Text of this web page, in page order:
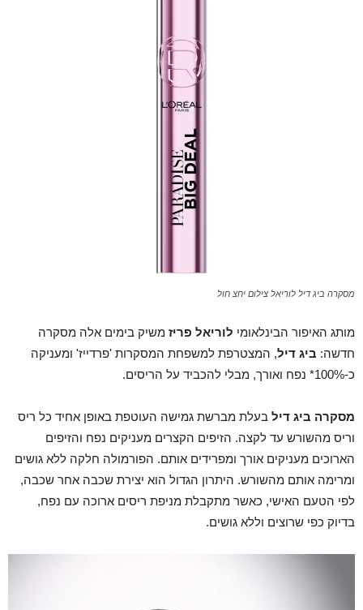
מסקרה ביג דיל לוריאל צילום יחצ חול
מותג האיפור הבינלאומי לוריאל פריז משיק בימים אלה מסקרה
חדשה: ביג דיל, המצטרפת למשפחת המסקרות 'פרדייז' ומעניקה
כ-100%* נפח ואורך, מבלי להכביד על הריסים.
מסקרה ביג דיל בעלת מברשת גמישה העוטפת באופן אחיד כל ריס
וריס מהשורש עד לקצה. הזיפים הקצרים מעניקים נפח והזיפים
הארוכים מעניקים אורך ומפרידים אותם. הפורמולה חלקה ללא גושים
ומרימה אותם מהשורש. היתרון הגדול הוא יצירת שכבה אחר שכבה,
לפי הטעם האישי, כאשר מתקבלת מניפת ריסים ארוכה עם נפח,
בדיוק כפי שרוצים וללא גושים.